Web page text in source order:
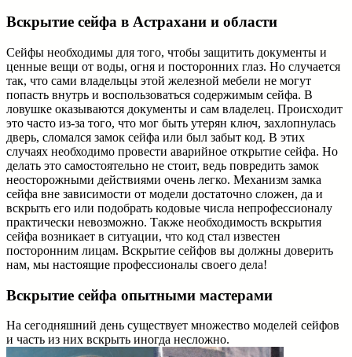
Вскрытие сейфа в Астрахани и области
Сейфы необходимы для того, чтобы защитить документы и
ценные вещи от воды, огня и посторонних глаз. Но случается
так, что сами владельцы этой железной мебели не могут
попасть внутрь и воспользоваться содержимым сейфа. В
ловушке оказываются документы и сам владелец. Происходит
это часто из-за того, что мог быть утерян ключ, захлопнулась
дверь, сломался замок сейфа или был забыт код. В этих
случаях необходимо провести аварийное открытие сейфа. Но
делать это самостоятельно не стоит, ведь повредить замок
неосторожными действиями очень легко. Механизм замка
сейфа вне зависимости от модели достаточно сложен, да и
вскрыть его или подобрать кодовые числа непрофессионалу
практически невозможно. Также необходимость вскрытия
сейфа возникает в ситуации, что код стал известен
посторонним лицам. Вскрытие сейфов вы должны доверить
нам, мы настоящие профессионалы своего дела!
Вскрытие сейфа опытными мастерами
На сегодняшний день существует множество моделей сейфов
и часть из них вскрыть иногда несложно.